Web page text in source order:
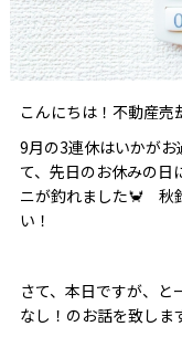
こんにちは！不動産売
9月の3連休はいかが
て、先日のお休みの日
ニが釣れました🦀 秋
い！
さて、本日ですが、と
なし！のお話を致しま